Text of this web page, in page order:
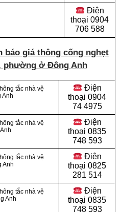
Điện
thoại 0904
706 588
báo giá thông cống nghẹt
phường ở Đông Anh
tắc nhà vệ
Anh
Điện
thoại 0904
74 4975
tắc nhà vệ
Điện
thoại 0835
748 593
tắc nhà vệ
Anh
Điện
thoại 0825
281 514
tắc nhà vệ
Anh
Điện
thoại 0835
748 593